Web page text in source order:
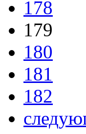
178
179
180
181
182